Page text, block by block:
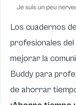
Los cuadernos
profesionales del
mejorar la
Buddy para
de ahorrar